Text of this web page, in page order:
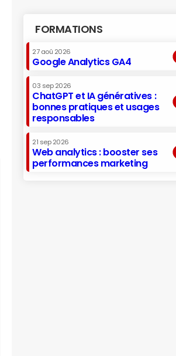
FORMATIONS
27 aoû 2026
Google Analytics GA4
03 sep 2026
ChatGPT et IA génératives :
bonnes pratiques et usages
responsables
21 sep 2026
Web analytics : booster ses
performances marketing